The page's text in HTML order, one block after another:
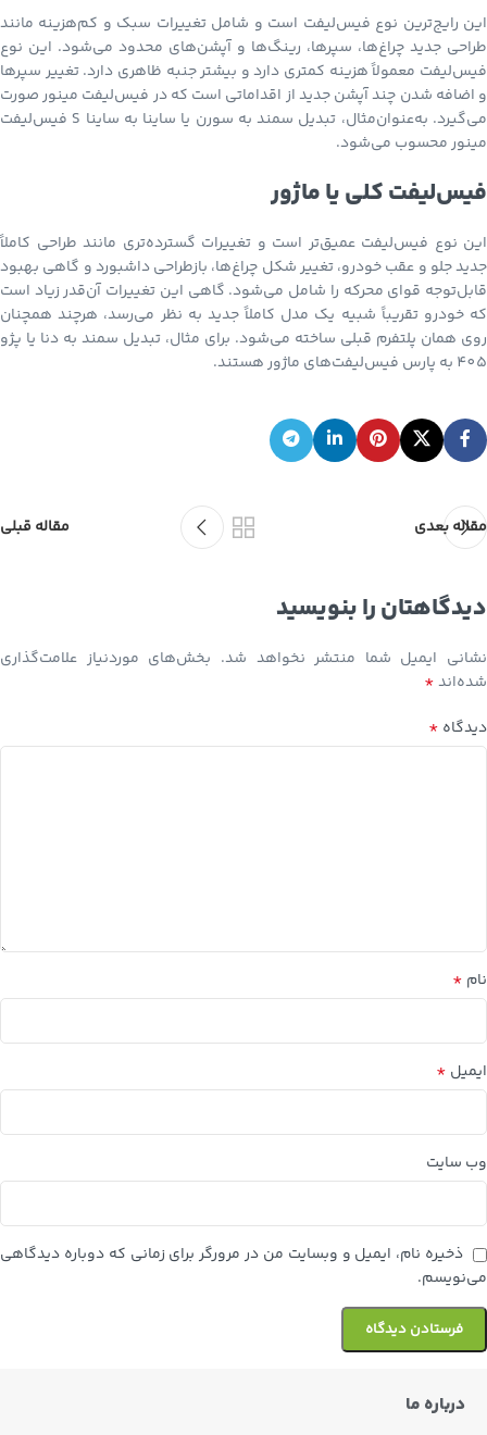
این رایج‌ترین نوع فیس‌لیفت است و شامل تغییرات سبک و کم‌هزینه مانند
طراحی جدید چراغ‌ها، سپرها، رینگ‌ها و آپشن‌های محدود می‌شود. این نوع
فیس‌لیفت معمولاً هزینه کمتری دارد و بیشتر جنبه ظاهری دارد. تغییر سپرها
و اضافه شدن چند آپشن جدید از اقداماتی است که در فیس‌لیفت مینور صورت
می‌گیرد. به‌عنوان‌مثال، تبدیل سمند به سورن یا ساینا به ساینا S فیس‌لیفت
مینور محسوب می‌شود.
فیس‌لیفت کلی یا ماژور
این نوع فیس‌لیفت عمیق‌تر است و تغییرات گسترده‌تری مانند طراحی کاملاً
جدید جلو و عقب خودرو، تغییر شکل چراغ‌ها، بازطراحی داشبورد و گاهی بهبود
قابل‌توجه قوای محرکه را شامل می‌شود. گاهی این تغییرات آن‌قدر زیاد است
که خودرو تقریباً شبیه یک مدل کاملاً جدید به نظر می‌رسد، هرچند همچنان
روی همان پلتفرم قبلی ساخته می‌شود. برای مثال، تبدیل سمند به دنا یا پژو
405 به پارس فیس‌لیفت‌های ماژور هستند.
مقاله بعدی مقاله قبلی
دیدگاهتان را بنویسید
نشانی ایمیل شما منتشر نخواهد شد. بخش‌های موردنیاز علامت‌گذاری
شده‌اند*
دیدگاه *
نام *
ایمیل *
وب‌ سایت
ذخیره نام، ایمیل و وبسایت من در مرورگر برای زمانی که دوباره دیدگاهی
می‌نویسم.
درباره ما